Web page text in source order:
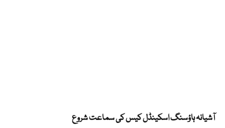
آشیانہ ہاؤسنگ اسکینڈل کیس کی سماعت شروع